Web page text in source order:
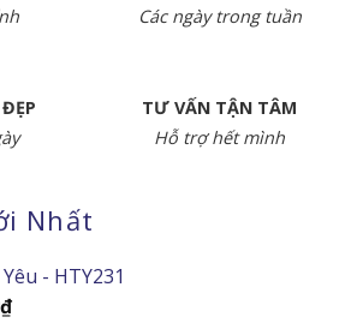
Các ngày trong tuần
TƯ VẤN TẬN TÂM
Hỗ trợ hết mình
Nhất
- HTY231
₫